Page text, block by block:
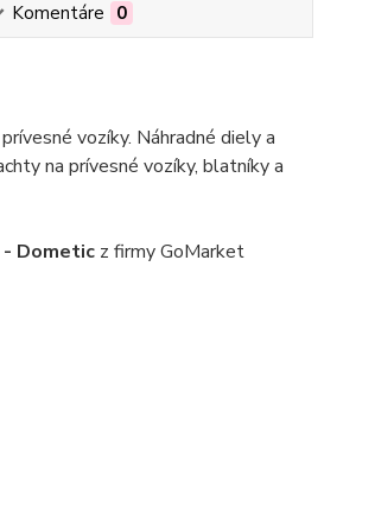
Komentáre 0
vozíky. Náhradné diely a
na prívesné vozíky, blatníky a
- Dometicz firmy GoMarket